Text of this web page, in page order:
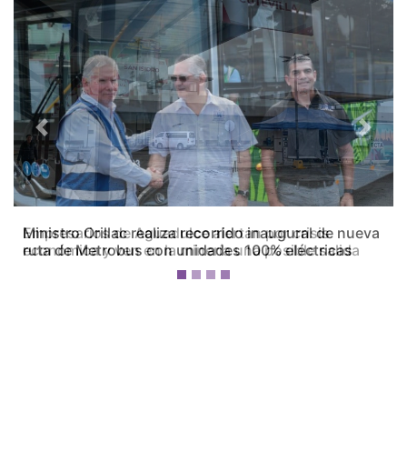
Empresarios de Aguadulce alertan por crisis
económica y ven en la minería una posible salida
Previous Next